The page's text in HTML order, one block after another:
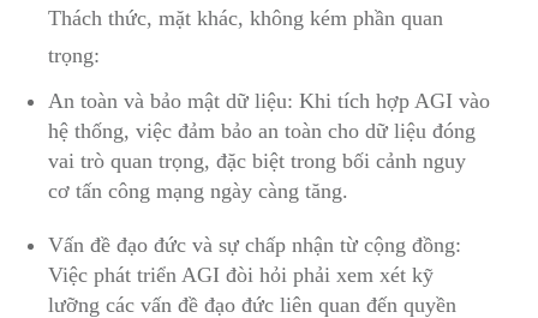
Thách thức, mặt khác, không kém phần quan
trọng:
An toàn và bảo mật dữ liệu: Khi tích hợp AGI vào
hệ thống, việc đảm bảo an toàn cho dữ liệu đóng
vai trò quan trọng, đặc biệt trong bối cảnh nguy
cơ tấn công mạng ngày càng tăng.
Vấn đề đạo đức và sự chấp nhận từ cộng đồng:
Việc phát triển AGI đòi hỏi phải xem xét kỹ
lưỡng các vấn đề đạo đức liên quan đến quyền